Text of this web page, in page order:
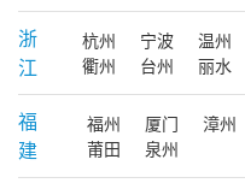
浙
江
杭州 宁波 温州
衢州
台州 丽水
福
建
福州 厦门 漳州
莆田
泉州